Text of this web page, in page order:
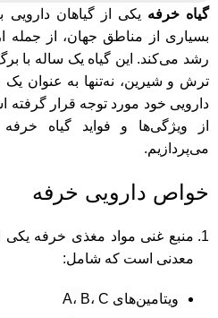
گیاه خرفه یکی از گیاهان
بسیاری از مناطق جهان، از جمله
رشد می‌کند. این گیاه یک ساله با
ترش و شیرین، نه‌تنها به عنوان یک
دارویی خود مورد توجه قرار
از ویژگی‌ها و فواید گیاه
می‌پردازیم.
خواص دارویی خرفه
منبع غنی مواد مغذی خرفه یکی
معدنی است که شامل:
ویتامین‌های A، B، C